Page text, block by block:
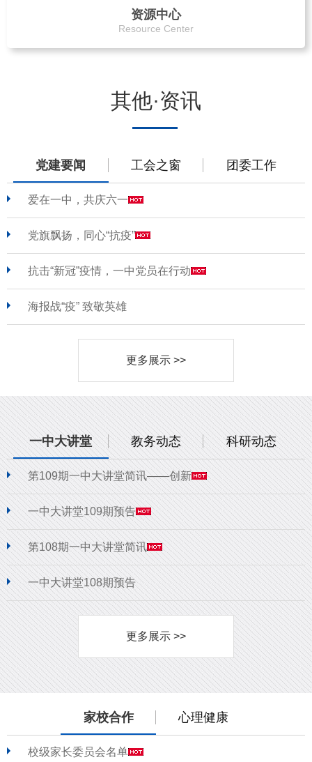
资源中心
Resource Center
其他·资讯
党建要闻 工会之窗 团委工作
爱在一中，共庆六一
党旗飘扬，同心“抗疫”
抗击“新冠”疫情，一中党员在行动
海报战“疫” 致敬英雄
更多展示 >>
一中大讲堂 教务动态 科研动态
第109期一中大讲堂简讯——创新
一中大讲堂109期预告
第108期一中大讲堂简讯
一中大讲堂108期预告
更多展示 >>
家校合作 心理健康
校级家长委员会名单